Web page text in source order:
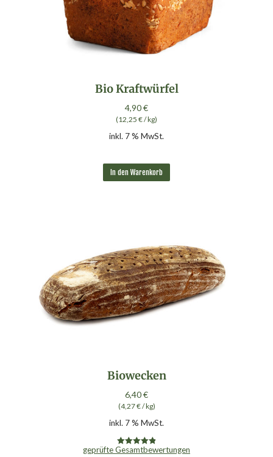
Bio Kraftwürfel
4,90€
(12,25 €/kg)
inkl. 7 % MwSt.
In den Warenkorb
Biowecken
6,40€
(4,27€/kg)
inkl. 7 % MwSt.
Bewertet mit
geprüfte Gesamtbewertungen